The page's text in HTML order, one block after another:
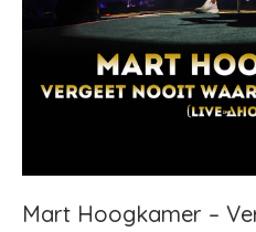
Mart Hoogkamer –